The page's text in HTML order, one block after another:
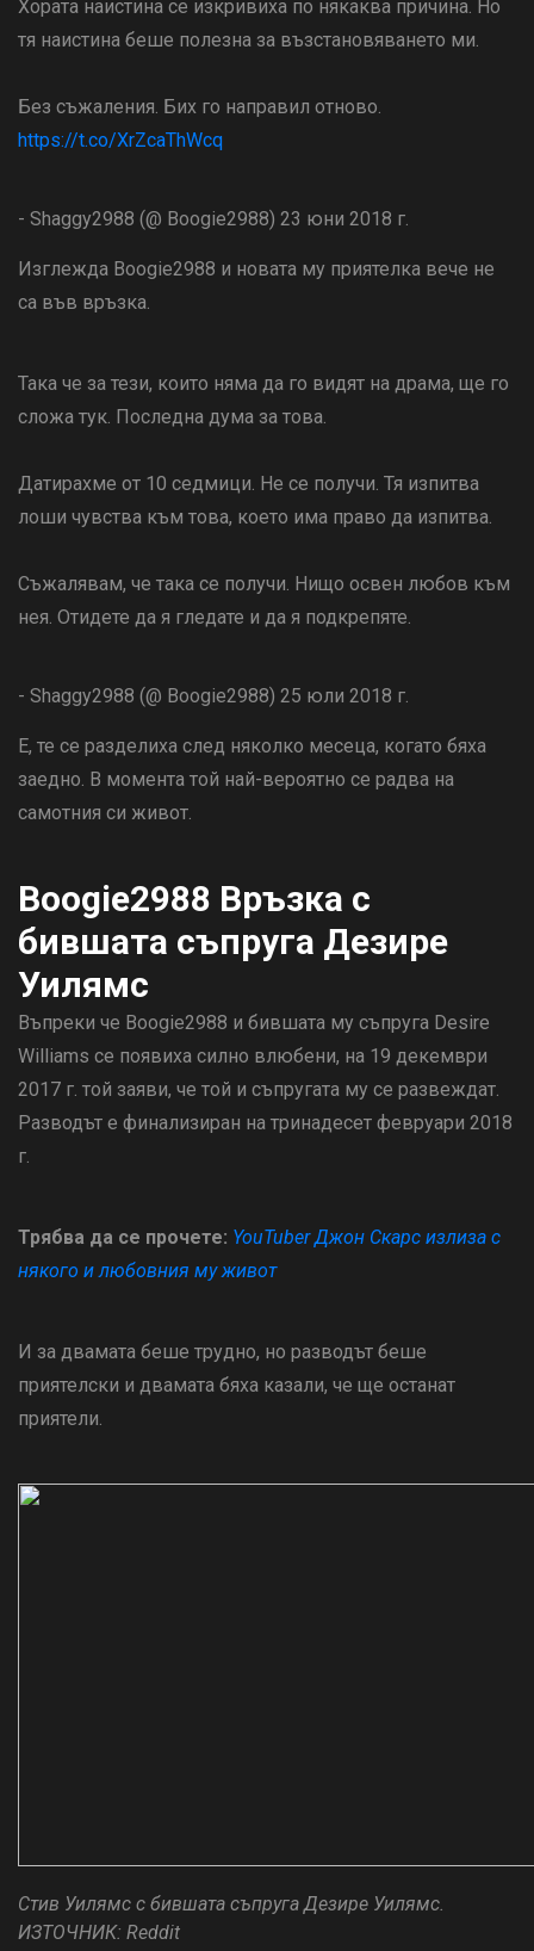
Хората наистина се изкривиха по някаква причина. Но
тя наистина беше полезна за възстановяването ми.
Без съжаления. Бих го направил отново.
https://t.co/XrZcaThWcq
- Shaggy2988 (@ Boogie2988) 23 юни 2018 г.
Изглежда Boogie2988 и новата му приятелка вече не
са във връзка.
Така че за тези, които няма да го видят на драма, ще го
сложа тук. Последна дума за това.
Датирахме от 10 седмици. Не се получи. Тя изпитва
лоши чувства към това, което има право да изпитва.
Съжалявам, че така се получи. Нищо освен любов към
нея. Отидете да я гледате и да я подкрепяте.
- Shaggy2988 (@ Boogie2988) 25 юли 2018 г.
Е, те се разделиха след няколко месеца, когато бяха
заедно. В момента той най-вероятно се радва на
самотния си живот.
Boogie2988 Връзка с
бившата съпруга Дезире
Уилямс
Въпреки че Boogie2988 и бившата му съпруга Desire
Williams се появиха силно влюбени, на 19 декември
2017 г. той заяви, че той и съпругата му се развеждат.
Разводът е финализиран на тринадесет февруари 2018
г.
Трябва да се прочете: YouTuber Джон Скарс излиза с
някого и любовния му живот
И за двамата беше трудно, но разводът беше
приятелски и двамата бяха казали, че ще останат
приятели.
Стив Уилямс с бившата съпруга Дезире Уилямс.
ИЗТОЧНИК: Reddit